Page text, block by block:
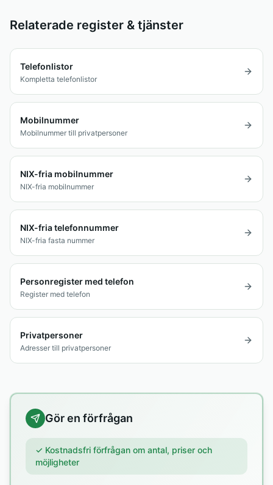
Relaterade register & tjänster
Telefonlistor
Kompletta telefonlistor
Mobilnummer
Mobilnummer till privatpersoner
NIX-fria mobilnummer
NIX-fria mobilnummer
NIX-fria telefonnummer
NIX-fria fasta nummer
Personregister med telefon
Register med telefon
Privatpersoner
Adresser till privatpersoner
Gör en förfrågan
✓ Kostnadsfri förfrågan om antal, priser och
möjligheter